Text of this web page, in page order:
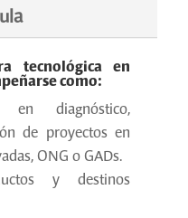
tecnológica en
como:
en diagnóstico,
de proyectos en
ONG o GADs.
y destinos